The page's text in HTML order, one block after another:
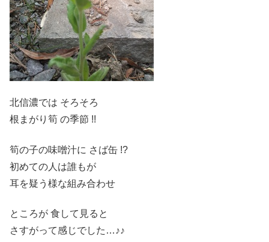
北信濃では そろそろ
根まがり筍 の季節 !!
筍の子の味噌汁に さば缶 !?
初めての人は誰もが
耳を疑う様な組み合わせ
ところが 食して見ると
さすがって感じでした…♪♪